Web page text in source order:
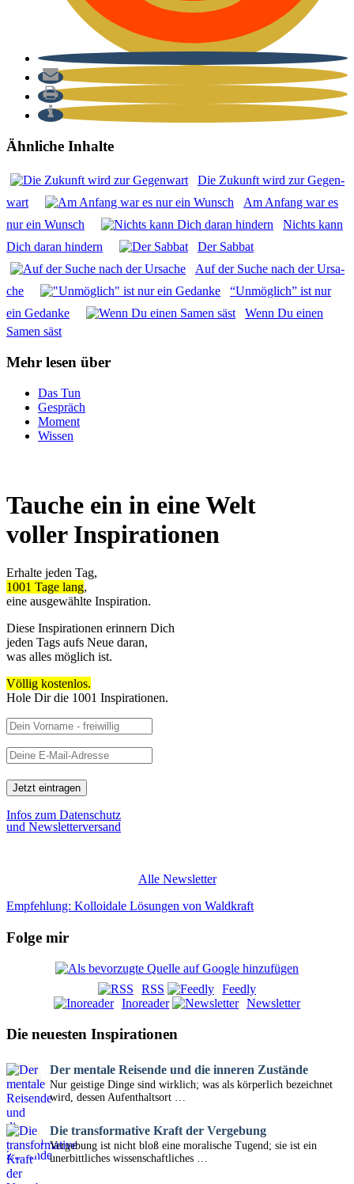
Ähnliche Inhalte
Die Zukunft wird zur Gegen­
wart
Am Anfang war es
nur ein Wunsch
Nichts kann
Dich dar­an hin­dern
Der Sab­bat
Auf der Suche nach der Ursa­
che
“Unmög­lich” ist nur
ein Gedan­ke
Wenn Du einen
Samen säst
Mehr lesen über
Das Tun
Gespräch
Moment
Wissen
Tauche ein in eine Welt
voller Inspirationen
Erhalte jeden Tag,
1001 Tage lang,
eine ausgewählte Inspiration.
Diese Inspirationen erinnern Dich
jeden Tags aufs Neue daran,
was alles möglich ist.
Völlig kostenlos.
Hole Dir die 1001 Inspirationen.
Infos zum Datenschutz
und Newsletterversand
Alle Newsletter
Empfehlung: Kolloidale Lösungen von Waldkraft
Folge mir
RSS
Feedly
Inoreader
Newsletter
Die neuesten Inspirationen
Der mentale Reisende und die inneren Zustände
Nur geistige Dinge sind wirklich; was als körperlich bezeichnet
wird, dessen Aufenthaltsort …
Die transformative Kraft der Vergebung
Vergebung ist nicht bloß eine moralische Tugend; sie ist ein
unerbittliches wissenschaftliches …